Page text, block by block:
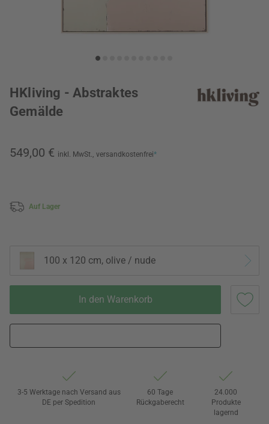
HKliving - Abstraktes
Gemälde
549,00 € inkl. MwSt., versandkostenfrei*
Auf Lager
100 x 120 cm, olive / nude
In den Warenkorb
3-5 Werktage nach Versand aus
DE per Spedition
60 Tage
Rückgaberecht
24.000
Produkte
lagernd